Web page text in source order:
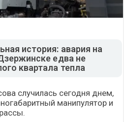
история: авария на
едва не
квартала тепла
случилась сегодня днем,
манипулятор и